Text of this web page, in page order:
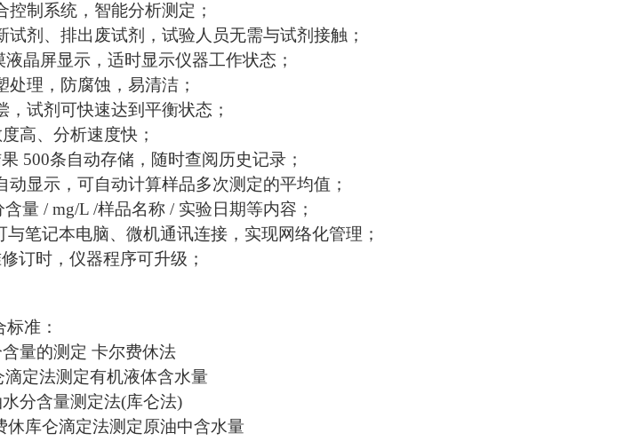
制系统，智能分析测定；
剂、排出废试剂，试验人员无需与试剂接触；
晶屏显示，适时显示仪器工作状态；
理，防腐蚀，易清洁；
试剂可快速达到平衡状态；
高、分析速度快；
500条自动存储，随时查阅历史记录；
显示，可自动计算样品多次测定的平均值；
量 / mg/L /样品名称 / 实验日期等内容；
与笔记本电脑、微机通讯连接，实现网络化管理；
订时，仪器程序可升级；
标准：
量的测定 卡尔费休法
定法测定有机液体含水量
分含量测定法(库仑法)
休库仑滴定法测定原油中含水量